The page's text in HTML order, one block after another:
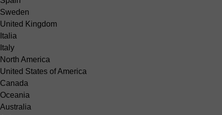
Sweden
United Kingdom
Italia
Italy
North America
United States of America
Canada
Oceania
Australia